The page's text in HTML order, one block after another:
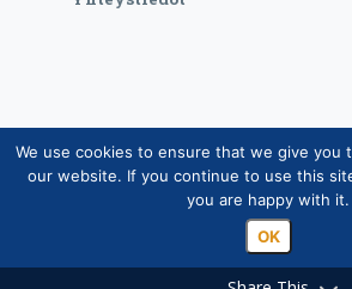
Copyright © Suomen
Jäsentietojärjestelmän tietosuojaseloste
käsittely Rotarytoiminnassa
We use cookies to ensure that we give you
our website. If you continue to use this
you are happy with it.
OK